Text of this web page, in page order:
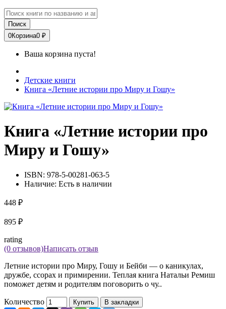
Поиск
0Корзина0 ₽
Ваша корзина пуста!
Детские книги
Книга «Летние истории про Миру и Гошу»
Книга «Летние истории про
Миру и Гошу»
ISBN: 978-5-00281-063-5
Наличие: Есть в наличии
448 ₽
895 ₽
rating
(0 отзывов)Написать отзыв
Летние истории про Миру, Гошу и Бейби — о каникулах,
дружбе, ссорах и примирении. Теплая книга Натальи Ремиш
поможет детям и родителям поговорить о чу..
Количество Купить В закладки